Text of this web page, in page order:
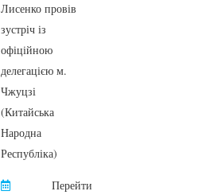
Лисенко провів
зустріч із
офіційною
делегацією м.
Чжуцзі
(Китайська
Народна
Республіка)
Перейти